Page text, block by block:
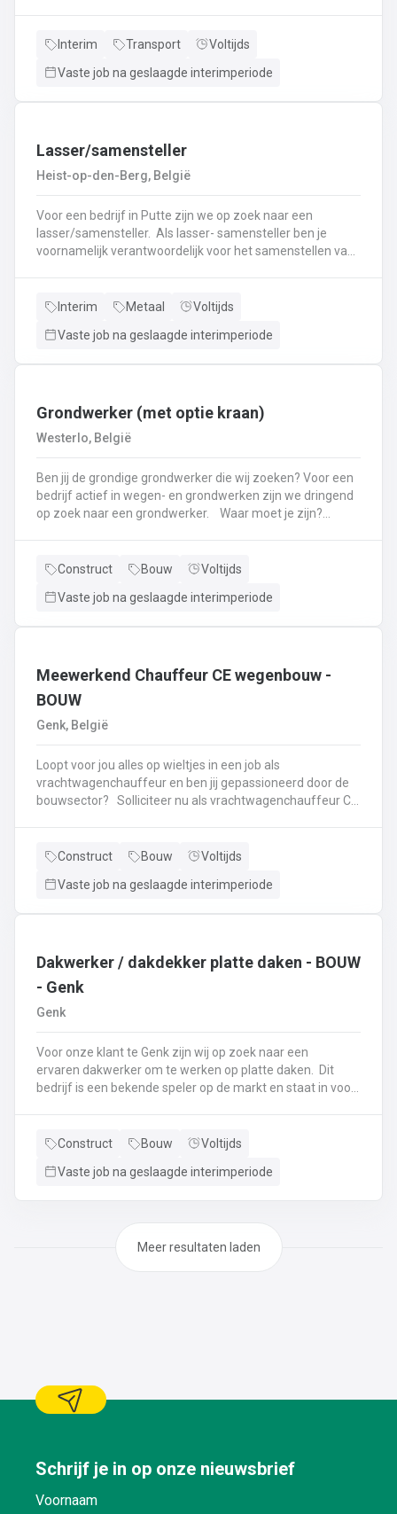
vloeistoffen.Laden en lossen volgens de voorgeschreven
documenten.Naleven van rij- en rusttijden en ADR-
Interim Transport
Voltijds
Vaste job na geslaagde interimperiode
Lasser/samensteller
Heist-op-den-Berg, België
Voor een bedrijf in Putte zijn we op zoek naar een
lasser/samensteller. Als lasser- samensteller ben je
voornamelijk verantwoordelijk voor het samenstellen van
het realiseren van onze projecten.Je werkt samen met
dagelijkse leiding van Atelierverantwoordelijke.
Interim Metaal
Voltijds
Vaste job na geslaagde interimperiode
Grondwerker (met optie kraan)
Westerlo, België
Ben jij de grondige grondwerker die wij zoeken? Voor een
bedrijf actief in wegen- en grondwerken zijn we dringend
op zoek naar een grondwerker. Waar moet je zijn?
....Grond- en funderingswerken.Parkings
straatkolken, aansluiten van straatkolken op
Construct Bouw
Voltijds
Vaste job na geslaagde interimperiode
Meewerkend Chauffeur CE wegenbouw -
BOUW
Genk, België
Loopt voor jou alles op wieltjes in een job als
vrachtwagenchauffeur en ben jij gepassioneerd door de
bouwsector? Solliciteer nu als vrachtwagenchauffeur CE
op zoek naar een ervaren meewerkend chauffeur CE. Als
materialen en meewerken op de werf:plaatsen en
Construct Bouw
Voltijds
Vaste job na geslaagde interimperiode
Dakwerker / dakdekker platte daken - BOUW
- Genk
Genk
Voor onze klant te Genk zijn wij op zoek naar een
ervaren dakwerker om te werken op platte daken. Dit
bedrijf is een bekende speler op de markt en staat in voor
gelegen over heel België. Ben jij op zoek naar een nieuwe
ben jij dé kandidaat die we zoeken! Als dakwerker: Werk je
Construct Bouw
Voltijds
Vaste job na geslaagde interimperiode
Meer resultaten laden
Schrijf je in op onze nieuwsbrief
Voornaam